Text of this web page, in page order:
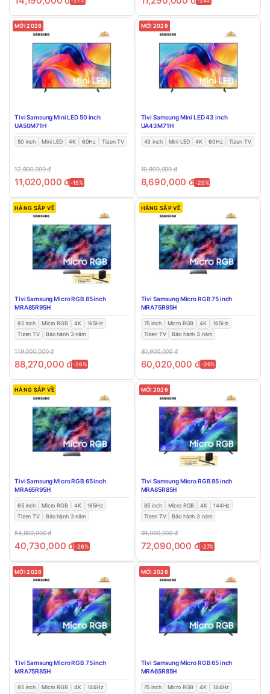
MỚI 2026
Tivi Samsung Mini LED 50 inch
UA50M71H
50 inch Mini LED 4K 60Hz Tizen TV
12,900,000đ
11,020,000đ-15%
MỚI 2026
Tivi Samsung Mini LED 43 inch
UA43M71H
43 inch Mini LED 4K 60Hz Tizen TV
10,900,000đ
8,690,000đ-20%
HÀNG SẮP VỀ
Tivi Samsung Micro RGB 85 inch
MRA85R95H
85 inch Micro RGB 4K
165Hz
Tizen TV
Bảo hành 3 năm
119,000,000đ
88,270,000đ-26%
HÀNG SẮP VỀ
Tivi Samsung Micro RGB 75 inch
MRA75R95H
75 inch Micro RGB 4K
165Hz
Tizen TV
Bảo hành 3 năm
80,900,000đ
60,020,000 đ-26%
HÀNG SẮP VỀ
Tivi Samsung Micro RGB 65 inch
MRA65R95H
65 inch Micro RGB 4K
165Hz
Tizen TV
Bảo hành 3 năm
54,900,000đ
40,730,000đ-26%
MỚI 2026
Tivi Samsung Micro RGB 85 inch
MRA85R85H
85 inch Micro RGB 4K
144Hz
Tizen TV
Bảo hành 3 năm
99,000,000đ
72,090,000 đ-27%
MỚI 2026
Tivi Samsung Micro RGB 75 inch
MRA75R85H
85 inch Micro RGB 4K 144Hz
MỚI 2026
Tivi Samsung Micro RGB 65 inch
MRA65R85H
75 inch Micro RGB 4K 144Hz